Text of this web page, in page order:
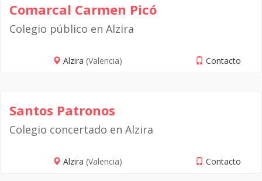
Comarcal Carmen Picó
Colegio público en Alzira
Alzira (Valencia) Contacto
Santos Patronos
Colegio concertado en Alzira
Alzira (Valencia) Contacto